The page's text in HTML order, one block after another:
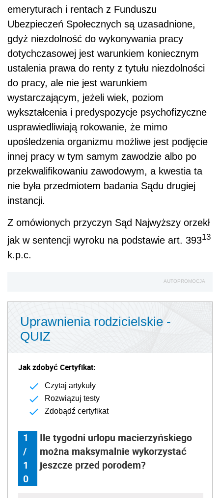
emeryturach i rentach z Funduszu
Ubezpieczeń Społecznych są uzasadnione,
gdyż niezdolność do wykonywania pracy
dotychczasowej jest warunkiem koniecznym
ustalenia prawa do renty z tytułu niezdolności
do pracy, ale nie jest warunkiem
wystarczającym, jeżeli wiek, poziom
wykształcenia i predyspozycje psychofizyczne
usprawiedliwiają rokowanie, że mimo
upośledzenia organizmu możliwe jest podjęcie
innej pracy w tym samym zawodzie albo po
przekwalifikowaniu zawodowym, a kwestia ta
nie była przedmiotem badania Sądu drugiej
instancji.
Z omówionych przyczyn Sąd Najwyższy orzekł
jak w sentencji wyroku na podstawie art. 39313
k.p.c.
AUTOPROMOCJA
Uprawnienia rodzicielskie -
QUIZ
Jak zdobyć Certyfikat:
Czytaj artykuły
Rozwiązuj testy
Zdobądź certyfikat
1
/
1
0
Ile tygodni urlopu macierzyńskiego
można maksymalnie wykorzystać
jeszcze przed porodem?